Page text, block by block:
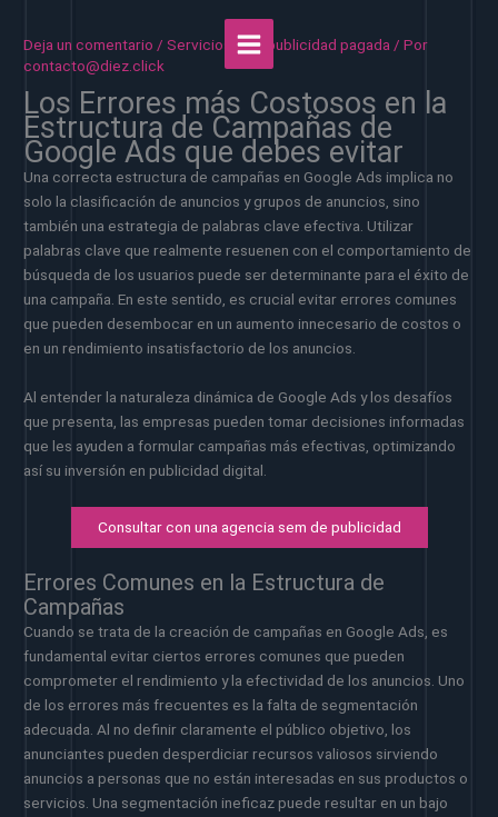
contenido
Deja un comentario / Servicios sem publicidad pagada / Por
contacto@diez.click
Los Errores más Costosos en la
Estructura de Campañas de
Google Ads que debes evitar
Una correcta estructura de campañas en Google Ads implica no
solo la clasificación de anuncios y grupos de anuncios, sino
también una estrategia de palabras clave efectiva. Utilizar
palabras clave que realmente resuenen con el comportamiento de
búsqueda de los usuarios puede ser determinante para el éxito de
una campaña. En este sentido, es crucial evitar errores comunes
que pueden desembocar en un aumento innecesario de costos o
en un rendimiento insatisfactorio de los anuncios.
Al entender la naturaleza dinámica de Google Ads y los desafíos
que presenta, las empresas pueden tomar decisiones informadas
que les ayuden a formular campañas más efectivas, optimizando
así su inversión en publicidad digital.
Consultar con una agencia sem de publicidad
Errores Comunes en la Estructura de
Campañas
Cuando se trata de la creación de campañas en Google Ads, es
fundamental evitar ciertos errores comunes que pueden
comprometer el rendimiento y la efectividad de los anuncios. Uno
de los errores más frecuentes es la falta de segmentación
adecuada. Al no definir claramente el público objetivo, los
anunciantes pueden desperdiciar recursos valiosos sirviendo
anuncios a personas que no están interesadas en sus productos o
servicios. Una segmentación ineficaz puede resultar en un bajo